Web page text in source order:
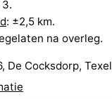
: ±2,5 km.
na overleg.
De Cocksdorp, Texel